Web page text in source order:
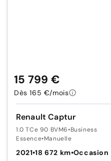
Renault Captur
1.0 TCe 90 BVM6•Business
Essence•Manuelle
2021•18 672 km•Occasion
15 799 €
Dès 165 €/mois